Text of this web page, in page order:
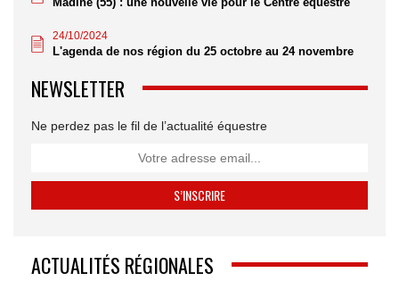
24/10/2024
L'agenda de nos région du 25 octobre au 24 novembre
NEWSLETTER
Ne perdez pas le fil de l’actualité équestre
ACTUALITÉS RÉGIONALES